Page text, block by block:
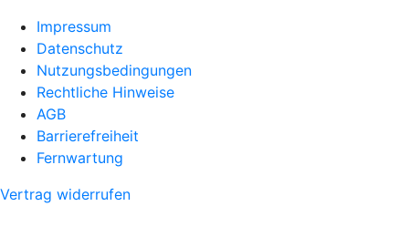
Impressum
Datenschutz
Nutzungsbedingungen
Rechtliche Hinweise
AGB
Barrierefreiheit
Fernwartung
Vertrag widerrufen